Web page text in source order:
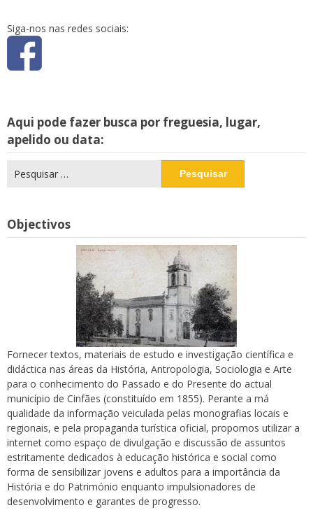
Siga-nos nas redes sociais:
Aqui pode fazer busca por freguesia, lugar,
apelido ou data:
por:
Objectivos
Fornecer textos, materiais de estudo e investigação científica e
didáctica nas áreas da História, Antropologia, Sociologia e Arte
para o conhecimento do Passado e do Presente do actual
município de Cinfães (constituído em 1855). Perante a má
qualidade da informação veiculada pelas monografias locais e
regionais, e pela propaganda turística oficial, propomos utilizar a
internet como espaço de divulgação e discussão de assuntos
estritamente dedicados à educação histórica e social como
forma de sensibilizar jovens e adultos para a importância da
História e do Património enquanto impulsionadores de
desenvolvimento e garantes de progresso.